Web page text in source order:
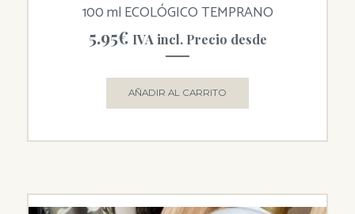
100 ml ECOLÓGICO TEMPRANO
5.95€ IVA incl. Precio desde
AÑADIR AL CARRITO